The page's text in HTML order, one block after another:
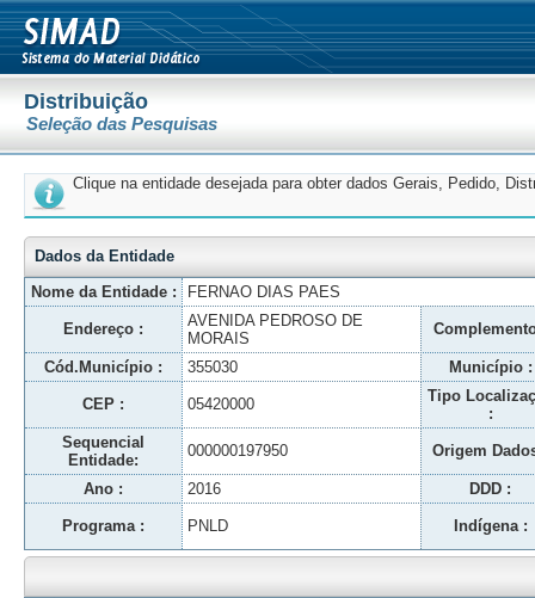
Distribuição
Seleção das Pesquisas
Clique na entidade desejada para obter dados Gerais, Pedido,
Dados da Entidade
Nome da Entidade :
FERNAO DIAS PAES
Endereço :
AVENIDA PEDROSO DE
MORAIS
Cód.Município : 355030 Município :
CEP : 05420000
Tipo
:
Sequencial
Entidade:
000000197950 Origem
Ano : 2016 DDD :
Programa : PNLD Indígena :